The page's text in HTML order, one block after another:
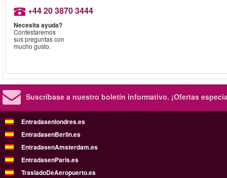
+44 20 3870 3444
Necesita ayuda?
Contestaremos
sus preguntas con
mucho gusto.
Suscríbase a nuestro boletín informativo. ¡Ofertas
Entradasenlondres.es
EntradasenBerlin.es
EntradasenAmsterdam.es
EntradasenParis.es
TrasladoDeAeropuerto.es